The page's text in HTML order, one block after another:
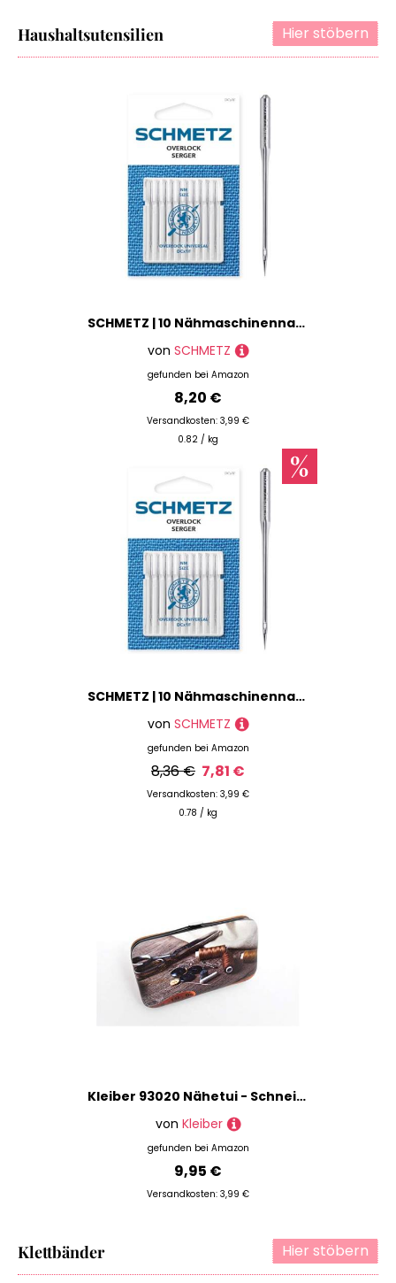
Hier stöbern
Haushaltsutensilien
SCHMETZ | 10 Nähmaschinennadeln | Overlock Universal | DCX1F | Nadeldicke 75/11 | Hinweis: Kürzer als andere Haushaltsnadeln | Überprüfen Sie das empfohlene Nadelsystem in der Bedienungsanleitung
von SCHMETZ
gefunden bei Amazon
8,20 €
Versandkosten: 3,99 €
0.82 / kg
SCHMETZ | 10 Nähmaschinennadeln | Overlock Universal | DCX1F | Nadeldicke 90/14 | Hinweis: Kürzer als andere Haushaltsnadeln | Überprüfen Sie das empfohlene Nadelsystem in der Bedienungsanleitung
von SCHMETZ
gefunden bei Amazon
8,36 € 7,81 €
Versandkosten: 3,99 €
0.78 / kg
Kleiber 93020 Nähetui - Schneider Nähset für die Reise, Stoff/Metall, Braun, 12 x 7 x 1, 5 cm
von Kleiber
gefunden bei Amazon
9,95 €
Versandkosten: 3,99 €
Hier stöbern
Klettbänder